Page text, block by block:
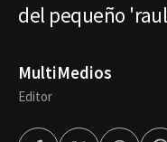
del pequeño
MultiMedios
Editor